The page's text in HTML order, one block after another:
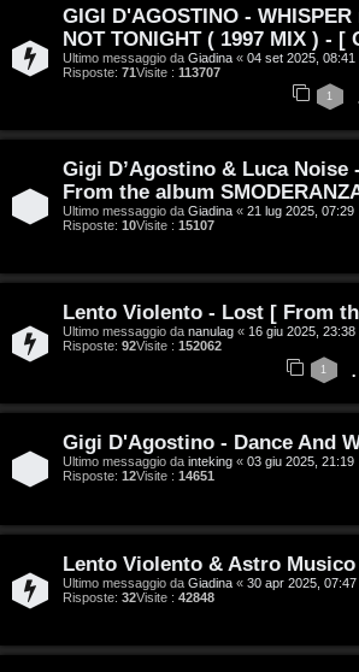
GIGI D'AGOSTINO -
NOT TONIGHT ( 1997 MIX ) - [
Ultimo messaggio da Giadina « 04 set 2025, 08:41
Risposte: 71Visite : 113707
1
Gigi D’Agostino & Luca Noise
From the album
Ultimo messaggio da Giadina « 21 lug 2025, 07:29
Risposte: 10Visite : 15107
Lento Violento - Lost [ From
Ultimo messaggio da nanulag « 16 giu 2025, 23:38
Risposte: 92Visite : 152062
1
Gigi D'Agostino - Dance And
Ultimo messaggio da inteking « 03 giu 2025, 21:19
Risposte: 12Visite : 14651
Lento Violento & Astro
Ultimo messaggio da Giadina « 30 apr 2025, 07:47
Risposte: 32Visite : 42848
l
t
o
r
e
G
i
A